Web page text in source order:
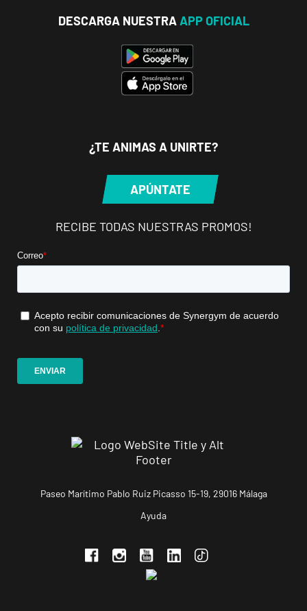
Paseo Marítimo Pablo Ruiz Picasso 15-19, 29016 Málaga
Ayuda
¿TE ANIMAS A UNIRTE?
APÚNTATE
RECIBE TODAS NUESTRAS PROMOS!
DESCARGA NUESTRA APP OFICIAL